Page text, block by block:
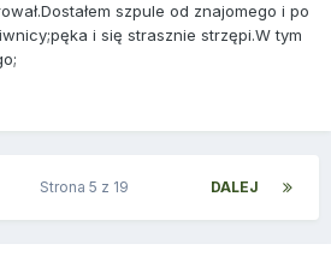
szpule od znajomego i po
i się strasznie strzępi.W tym
DALEJ
Strona 5 z 19